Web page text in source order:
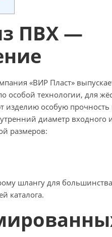
ПВХ —
«ВИР Пласт»
технологии, для
изделию особую
диаметр входного
размеров:
шлангу для
каталога.